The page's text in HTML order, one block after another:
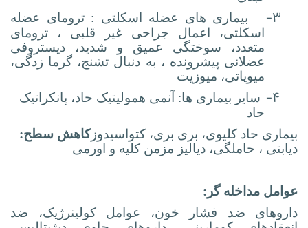
۳-
بیماری های عضله اسکلتی : ترومای عضله
اسکلتی، اعمال جراحی غیر قلبی ، ترومای
متعدد، سوختگی عمیق و شدید، دیستروفی
عضلانی پیشرونده ، به دنبال تشنج، گرما زدگی،
میوپاتی، میوزیت
۴-
سایر بیماری ها: آنمی همولیتیک حاد، پانکراتیک
حاد
کاهش سطح:بیماری حاد کلیوی، بری بری، کتواسیدوز
دیابتی ، حاملگی، دیالیز مزمن کلیه و اورمی
عوامل مداخله گر:
داروهای ضد فشار خون، عوامل کولینرژیک، ضد